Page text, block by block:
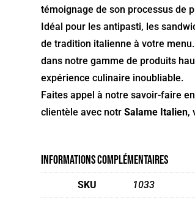
témoignage de son processus de
Idéal pour les antipasti, les
de tradition italienne à votre
dans notre gamme de produits
expérience culinaire inoubliable.
Faites appel à notre savoir-faire
clientèle avec notrSalame Italien,
Informations complémentaires
SKU 1033